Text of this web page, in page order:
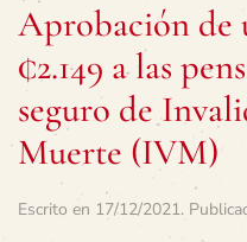
Aprobación de
¢2.149 a las
seguro de
Muerte (IVM)
Escrito en 17/12/2021.